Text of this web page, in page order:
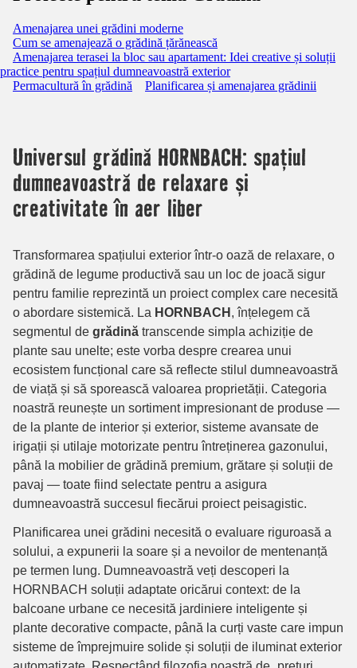
Amenajarea unei grădini moderne
Cum se amenajează o grădină țărănească
Amenajarea terasei la bloc sau apartament: Idei creative și soluții
practice pentru spațiul dumneavoastră exterior
Permacultură în grădină
Planificarea și amenajarea grădinii